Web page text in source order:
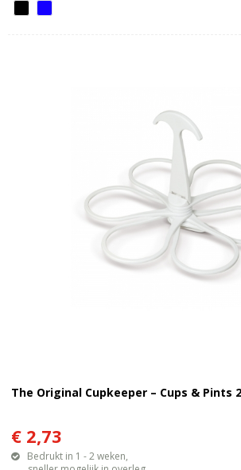
The Original Cupkeeper – Cups & Pints
€ 2,73
Bedrukt in 1 - 2 weken,